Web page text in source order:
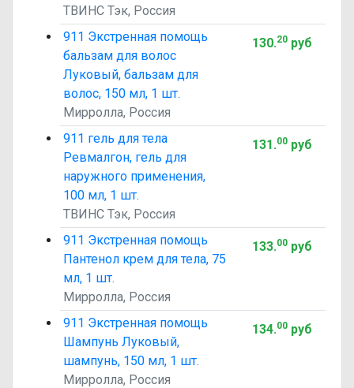
ТВИНС Тэк, Россия
911 Экстренная помощь
бальзам для волос
Луковый, бальзам для
волос, 150 мл, 1 шт.
Мирролла, Россия
130.20руб
911 гель для тела
Ревмалгон, гель для
наружного применения,
100 мл, 1 шт.
ТВИНС Тэк, Россия
131.00руб
911 Экстренная помощь
Пантенол крем для тела, 75
мл, 1 шт.
Мирролла, Россия
133.00руб
911 Экстренная помощь
Шампунь Луковый,
шампунь, 150 мл, 1 шт.
Мирролла, Россия
134.00руб